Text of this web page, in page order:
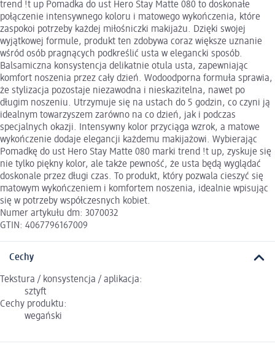
trend !t up Pomadka do ust Hero Stay Matte 080 to doskonałe
połączenie intensywnego koloru i matowego wykończenia, które
zaspokoi potrzeby każdej miłośniczki makijażu. Dzięki swojej
wyjątkowej formule, produkt ten zdobywa coraz większe uznanie
wśród osób pragnących podkreślić usta w elegancki sposób.
Balsamiczna konsystencja delikatnie otula usta, zapewniając
komfort noszenia przez cały dzień. Wodoodporna formuła sprawia,
że stylizacja pozostaje niezawodna i nieskazitelna, nawet po
długim noszeniu. Utrzymuje się na ustach do 5 godzin, co czyni ją
idealnym towarzyszem zarówno na co dzień, jak i podczas
specjalnych okazji. Intensywny kolor przyciąga wzrok, a matowe
wykończenie dodaje elegancji każdemu makijażowi. Wybierając
Pomadkę do ust Hero Stay Matte 080 marki trend !t up, zyskuje się
nie tylko piękny kolor, ale także pewność, że usta będą wyglądać
doskonale przez długi czas. To produkt, który pozwala cieszyć się
matowym wykończeniem i komfortem noszenia, idealnie wpisując
się w potrzeby współczesnych kobiet.
Numer artykułu dm: 3070032
GTIN: 4067796167009
Cechy
Tekstura / konsystencja / aplikacja:
sztyft
Cechy produktu:
wegański